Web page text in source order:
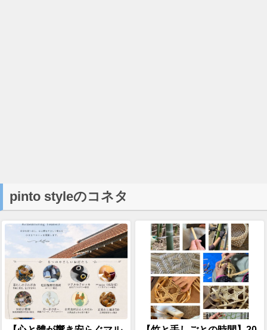
pinto styleのコネタ